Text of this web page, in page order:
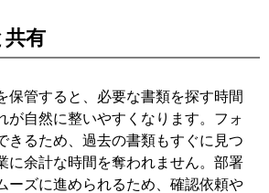
共有
保管すると、必要な書類を探す時間
が自然に整いやすくなります。フォ
きるため、過去の書類もすぐに見つ
に余計な時間を奪われません。部署
ーズに進められるため、確認依頼や